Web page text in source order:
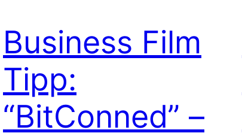
Business Film
Tipp:
“BitConned” –